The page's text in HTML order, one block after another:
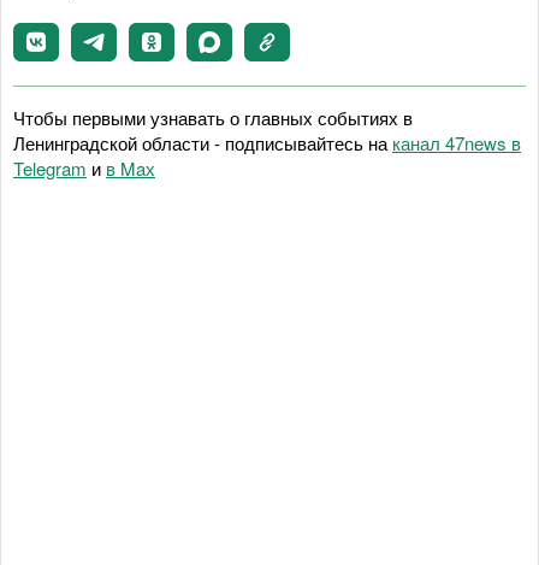
Чтобы первыми узнавать о главных событиях в
Ленинградской области - подписывайтесь на канал 47news в
Telegram и в Maх